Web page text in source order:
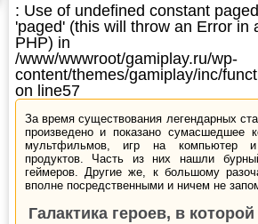
: Use of undefined constant
'paged' (this will throw an Error in
PHP) in
/www/wwwroot/gamiplay.ru/wp-
content/themes/gamiplay/inc/
on line57
За время существования легендарных
произведено и показано сумасшедшее
мультфильмов, игр на компьютер
продуктов. Часть из них нашли
геймеров. Другие же, к большому
вполне посредственными и ничем не
Галактика героев, в